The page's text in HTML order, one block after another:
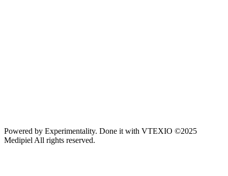
Powered by Experimentality. Done it with VTEXIO ©2025
Medipiel All rights reserved.